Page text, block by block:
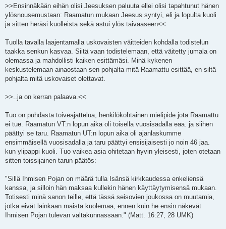
>>Ensinnäkään eihän olisi Jeesuksen paluuta ellei olisi tapahtunut hänen
ylösnousemustaan: Raamatun mukaan Jeesus syntyi, eli ja lopulta kuoli
ja sitten heräsi kuolleista sekä astui ylös taivaaseen<<
Tuolla tavalla laajentamalla uskovaisten väitteiden kohdalla todistelun
taakka senkun kasvaa. Siitä vaan todistelemaan, että väitetty jumala on
olemassa ja mahdollisti kaiken esittämäsi. Minä kykenen
keskustelemaan ainaostaan sen pohjalta mitä Raamattu esittää, en siltä
pohjalta mitä uskovaiset olettavat.
>>..ja on kerran palaava.<<
Tuo on puhdasta toiveajattelua, henkilökohtainen mielipide jota Raamattu
ei tue. Raamatun VT:n lopun aika oli toisella vuosisadalla eaa. ja siihen
päättyi se taru. Raamatun UT:n lopun aika oli ajanlaskumme
ensimmäisellä vuosisadalla ja taru päättyi ensisijaisesti jo noin 46 jaa.
kun ylipappi kuoli. Tuo vaikea asia ohitetaan hyvin yleisesti, joten otetaan
sitten toissijainen tarun päätös:
"Sillä Ihmisen Pojan on määrä tulla Isänsä kirkkaudessa enkeliensä
kanssa, ja silloin hän maksaa kullekin hänen käyttäytymisensä mukaan.
Totisesti minä sanon teille, että tässä seisovien joukossa on muutamia,
jotka eivät lainkaan maista kuolemaa, ennen kuin he ensin näkevät
Ihmisen Pojan tulevan valtakunnassaan." (Matt. 16:27, 28 UMK)